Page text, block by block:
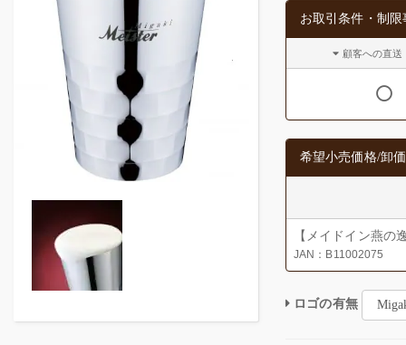
お取引条件・制限
顧客への直送
希望小売価格/卸
【メイドイン燕の
JAN：B11002075
ロゴの有無